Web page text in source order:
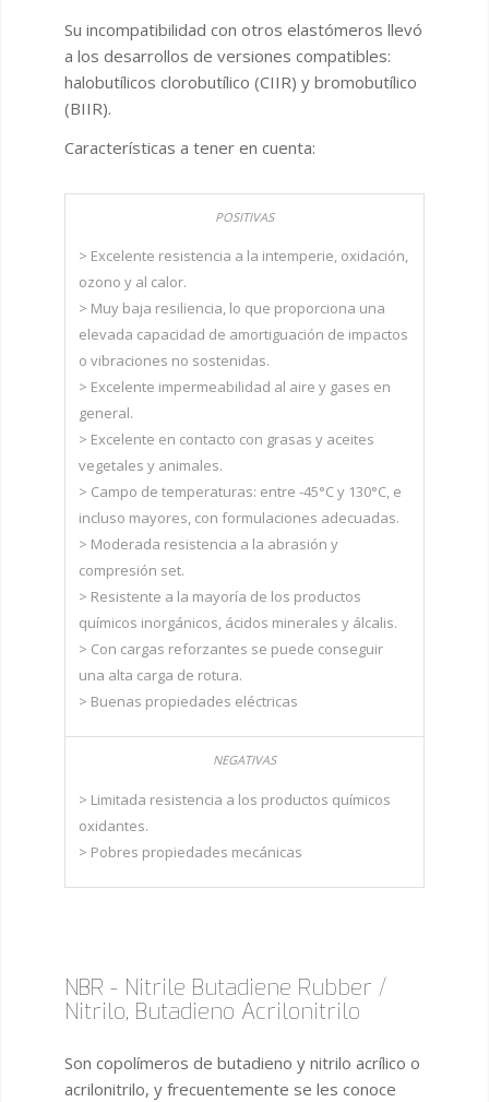
Su incompatibilidad con otros elastómeros llevó
a los desarrollos de versiones compatibles:
halobutílicos clorobutílico (CIIR) y bromobutílico
(BIIR).
Características a tener en cuenta:
> Excelente resistencia a la intemperie, oxidación,
ozono y al calor.
> Muy baja resiliencia, lo que proporciona una
elevada capacidad de amortiguación de impactos
o vibraciones no sostenidas.
> Excelente impermeabilidad al aire y gases en
general.
> Excelente en contacto con grasas y aceites
vegetales y animales.
> Campo de temperaturas: entre -45°C y 130°C, e
incluso mayores, con formulaciones adecuadas.
> Moderada resistencia a la abrasión y
compresión set.
> Resistente a la mayoría de los productos
químicos inorgánicos, ácidos minerales y álcalis.
> Con cargas reforzantes se puede conseguir
una alta carga de rotura.
> Buenas propiedades eléctricas
> Limitada resistencia a los productos químicos
oxidantes.
> Pobres propiedades mecánicas
NBR - Nitrile Butadiene Rubber /
Nitrilo, Butadieno Acrilonitrilo
Son copolímeros de butadieno y nitrilo acrílico o
acrilonitrilo, y frecuentemente se les conoce